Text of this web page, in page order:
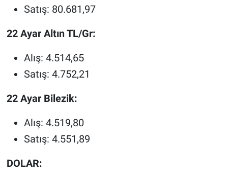
Satış: 80.681,97
22 Ayar Altın TL/Gr:
Alış: 4.514,65
Satış: 4.752,21
22 Ayar Bilezik:
Alış: 4.519,80
Satış: 4.551,89
DOLAR: